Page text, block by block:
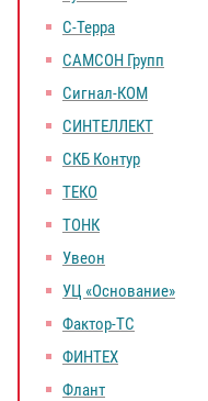
С-Терра
САМСОН Групп
Сигнал-КOM
СИНТЕЛЛЕКТ
СКБ Контур
ТЕКО
ТОНК
Увеон
УЦ «Основание»
Фактор-ТС
ФИНТЕХ
Флант